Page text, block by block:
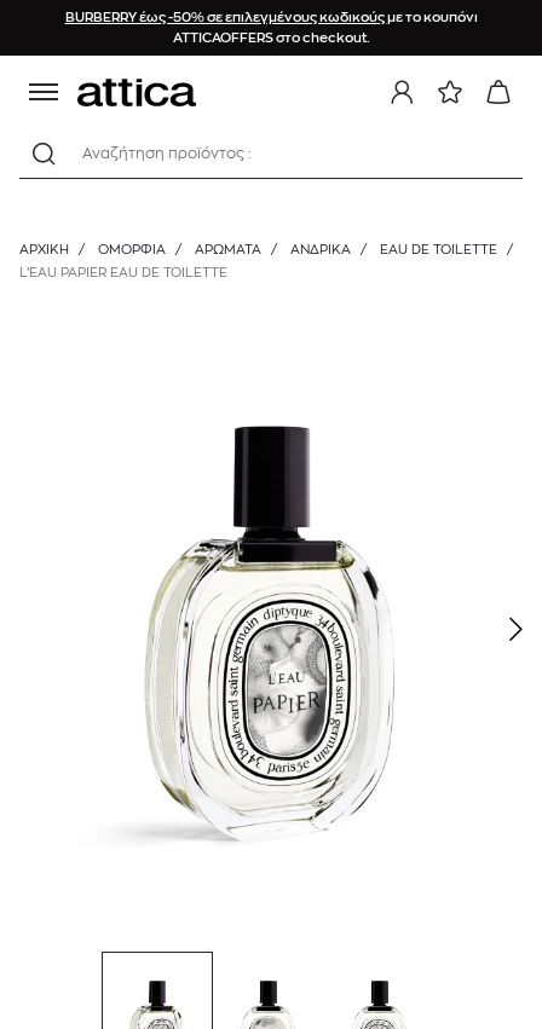
BURBERRY έως -50% σε επιλεγμένους κωδικούςμε το κουπόνι
ATTICAOFFERS στο checkout.
Αναζήτηση προϊόντος :
ΑΡΧΙΚΉ / ΟΜΟΡΦΙΑ / ΑΡΩΜΑΤΑ / ΑΝΔΡΙΚΆ / EAU DE TOILETTE
/
L’EAU PAPIER EAU DE TOILETTE